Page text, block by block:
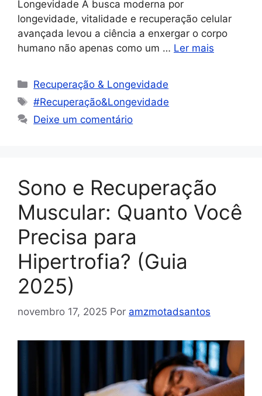
Longevidade A busca moderna por
longevidade, vitalidade e recuperação celular
avançada levou a ciência a enxergar o corpo
humano não apenas como um … Ler mais
Recuperação & Longevidade
#Recuperação&Longevidade
Deixe um comentário
Sono e Recuperação
Muscular: Quanto Você
Precisa para
Hipertrofia? (Guia
2025)
novembro 17, 2025 Por amzmotadsantos